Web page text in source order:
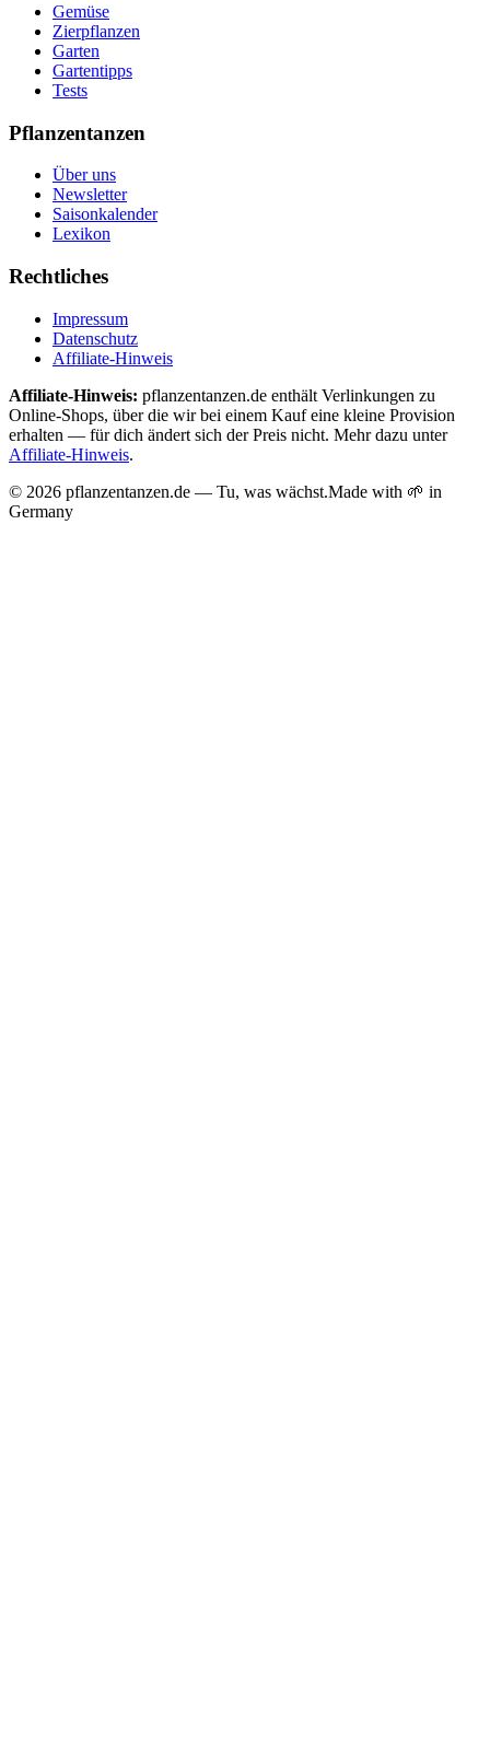
Gemüse
Zierpflanzen
Garten
Gartentipps
Tests
Pflanzentanzen
Über uns
Newsletter
Saisonkalender
Lexikon
Rechtliches
Impressum
Datenschutz
Affiliate-Hinweis
Affiliate-Hinweis: pflanzentanzen.de enthält Verlinkungen zu
Online-Shops, über die wir bei einem Kauf eine kleine Provision
erhalten — für dich ändert sich der Preis nicht. Mehr dazu unter
Affiliate-Hinweis.
© 2026 pflanzentanzen.de — Tu, was wächst.Made with 🌱 in
Germany